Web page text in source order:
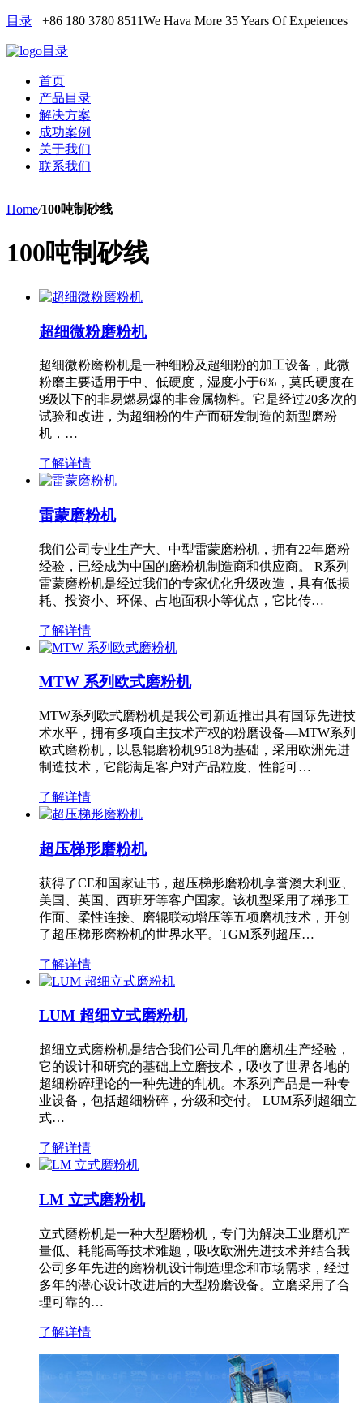
目录 +86 180 3780 8511We Hava More 35 Years Of Expeiences
目录
首页
产品目录
解决方案
成功案例
关于我们
联系我们
Home/100吨制砂线
100吨制砂线
超细微粉磨粉机
超细微粉磨粉机是一种细粉及超细粉的加工设备，此微
粉磨主要适用于中、低硬度，湿度小于6%，莫氏硬度在
9级以下的非易燃易爆的非金属物料。它是经过20多次的
试验和改进，为超细粉的生产而研发制造的新型磨粉
机，…
了解详情
雷蒙磨粉机
我们公司专业生产大、中型雷蒙磨粉机，拥有22年磨粉
经验，已经成为中国的磨粉机制造商和供应商。 R系列
雷蒙磨粉机是经过我们的专家优化升级改造，具有低损
耗、投资小、环保、占地面积小等优点，它比传…
了解详情
MTW 系列欧式磨粉机
MTW系列欧式磨粉机是我公司新近推出具有国际先进技
术水平，拥有多项自主技术产权的粉磨设备—MTW系列
欧式磨粉机，以悬辊磨粉机9518为基础，采用欧洲先进
制造技术，它能满足客户对产品粒度、性能可…
了解详情
超压梯形磨粉机
获得了CE和国家证书，超压梯形磨粉机享誉澳大利亚、
美国、英国、西班牙等客户国家。该机型采用了梯形工
作面、柔性连接、磨辊联动增压等五项磨机技术，开创
了超压梯形磨粉机的世界水平。TGM系列超压…
了解详情
LUM 超细立式磨粉机
超细立式磨粉机是结合我们公司几年的磨机生产经验，
它的设计和研究的基础上立磨技术，吸收了世界各地的
超细粉碎理论的一种先进的轧机。本系列产品是一种专
业设备，包括超细粉碎，分级和交付。 LUM系列超细立
式…
了解详情
LM 立式磨粉机
立式磨粉机是一种大型磨粉机，专门为解决工业磨机产
量低、耗能高等技术难题，吸收欧洲先进技术并结合我
公司多年先进的磨粉机设计制造理念和市场需求，经过
多年的潜心设计改进后的大型粉磨设备。立磨采用了合
理可靠的…
了解详情